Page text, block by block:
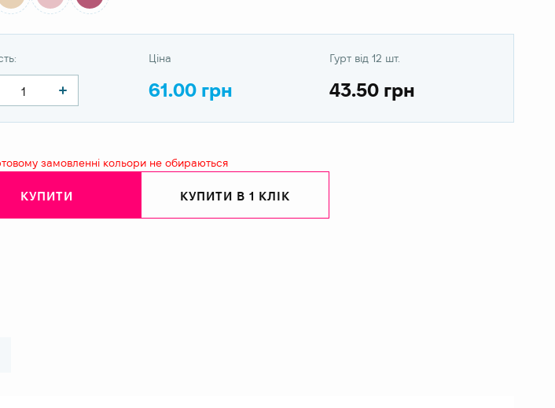
Ціна
61.00 грн
Гурт від 12 шт.
43.50 грн
замовленні кольори не обираються
КУПИТИ КУПИТИ В 1 КЛІК